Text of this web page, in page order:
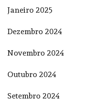
Janeiro 2025
Dezembro 2024
Novembro 2024
Outubro 2024
Setembro 2024